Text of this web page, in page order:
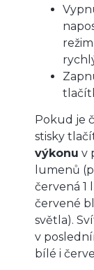
Pokud je
stisky
výkonu v
lumenů
červená 1
červené
světla).
v
bílé i